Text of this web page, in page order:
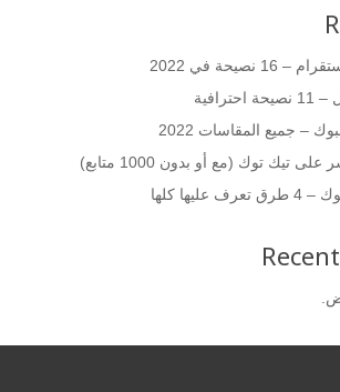
في 2022
– جميع المقاسات 2022
تيك توك (مع أو بدون 1000 متابع)
كلها